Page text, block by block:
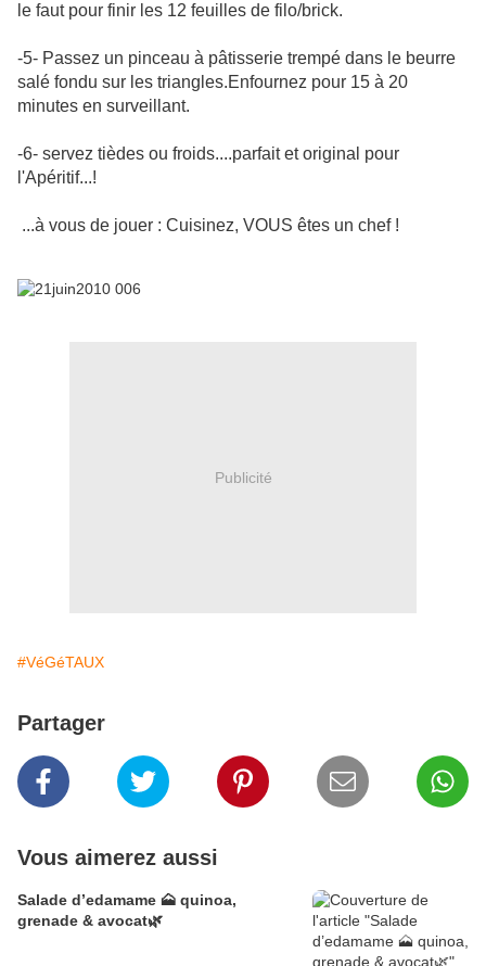
le faut pour finir les 12 feuilles de filo/brick.
-5- Passez un pinceau à pâtisserie trempé dans le beurre
salé fondu sur les triangles.Enfournez pour 15 à 20
minutes en surveillant.
-6- servez tièdes ou froids....parfait et original pour
l'Apéritif...!
...à vous de jouer : Cuisinez, VOUS êtes un chef !
Publicité
#VéGéTAUX
Partager
Vous aimerez aussi
Salade d’edamame 🗻 quinoa,
grenade & avocat🌿